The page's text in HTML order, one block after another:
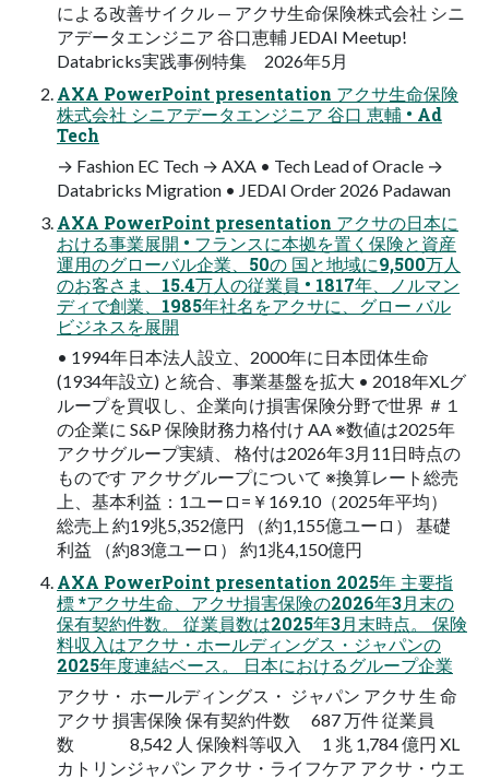
による改善サイクル — アクサ生命保険株式会社 シニ
アデータエンジニア 谷口恵輔 JEDAI Meetup!
Databricks実践事例特集 2026年5月
AXA PowerPoint presentation アクサ生命保険
株式会社 シニアデータエンジニア 谷口 恵輔 • Ad
Tech
→ Fashion EC Tech → AXA • Tech Lead of Oracle →
Databricks Migration • JEDAI Order 2026 Padawan
AXA PowerPoint presentation アクサの日本に
おける事業展開 • フランスに本拠を置く保険と資産
運用のグローバル企業、50の 国と地域に9,500万人
のお客さま、15.4万人の従業員 • 1817年、ノルマン
ディで創業、1985年社名をアクサに、グロー バル
ビジネスを展開
• 1994年日本法人設立、2000年に日本団体生命
(1934年設立) と統合、事業基盤を拡大 • 2018年XLグ
ループを買収し、企業向け損害保険分野で世界 ＃１
の企業に S&P 保険財務力格付け AA ※数値は2025年
アクサグループ実績、 格付は2026年3月11日時点の
ものです アクサグループについて ※換算レート総売
上、基本利益：1ユーロ=￥169.10（2025年平均）
総売上 約19兆5,352億円 （約1,155億ユーロ） 基礎
利益 （約83億ユーロ） 約1兆4,150億円
AXA PowerPoint presentation 2025年 主要指
標 *アクサ生命、アクサ損害保険の2026年3月末の
保有契約件数。 従業員数は2025年3月末時点。 保険
料収入はアクサ・ホールディングス・ジャパンの
2025年度連結ベース。 日本におけるグループ企業
アクサ・ ホールディングス・ ジャパン アクサ 生 命
アクサ 損害保険 保有契約件数 687 万件 従業員
数 8,542 人 保険料等収入 1 兆 1,784 億円 XL
カトリンジャパン アクサ・ライフケア アクサ・ウエ